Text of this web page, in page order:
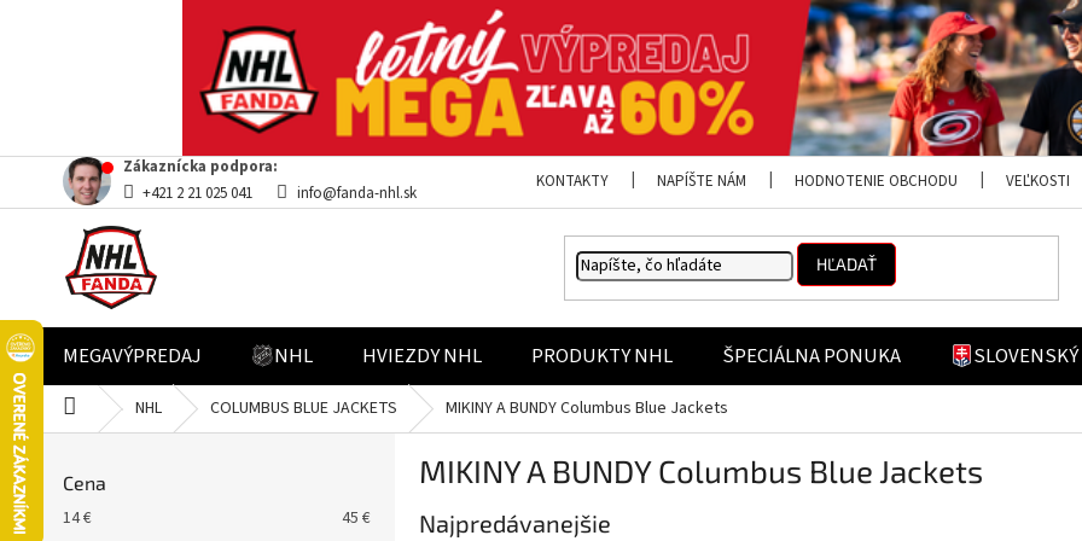
Prejsť
obsah
Zákaznícka podpora:
+421 2 21 025 041
info@fanda-nhl.sk
KONTAKTY NAPÍŠTE NÁM HODNOTENIE OBCHODU VEĽKOSTI
HĽADAŤ
MEGAVÝPREDAJ NHL HVIEZDY NHL PRODUKTY NHL ŠPECIÁLNA PONUKA
DomovNHL COLUMBUS BLUE JACKETS MIKINY A BUNDY Columbus Blue Jackets
Cena
14€ 45 €
MIKINY A BUNDY Columbus Blue Jackets
Najpredávanejšie